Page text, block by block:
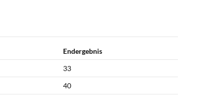
Endergebnis
33
40